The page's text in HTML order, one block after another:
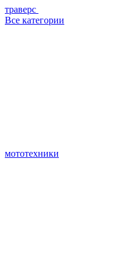
траверс
Все категории
мототехники